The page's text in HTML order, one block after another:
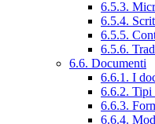
6.5.3.
6.5.4.
6.5.5.
6.5.6.
6.6. Documenti
6.6.1. I
6.6.2. Tipi
6.6.3.
6.6.4.